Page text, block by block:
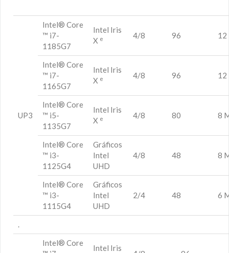
UP3
Intel® Core
™ i7-
1185G7
Intel Iris
X e 4/8 96 12
Intel® Core
™ i7-
1165G7
Intel Iris
X e 4/8 96 12
Intel® Core
™ i5-
1135G7
Intel Iris
X e 4/8 80 8
Intel® Core
™ i3-
1125G4
Gráficos
Intel
UHD
4/8 48 8
Intel® Core
™ i3-
1115G4
Gráficos
Intel
UHD
2/4 48 6
.
Intel® Core
Intel Iris